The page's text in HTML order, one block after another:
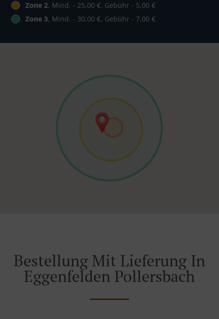
Zone 2, Mind. - 25,00 €, Gebühr - 5,00 €
Zone 3, Mind. - 30,00 €, Gebühr - 7,00 €
Bestellung Mit Lieferung In
Eggenfelden Pollersbach